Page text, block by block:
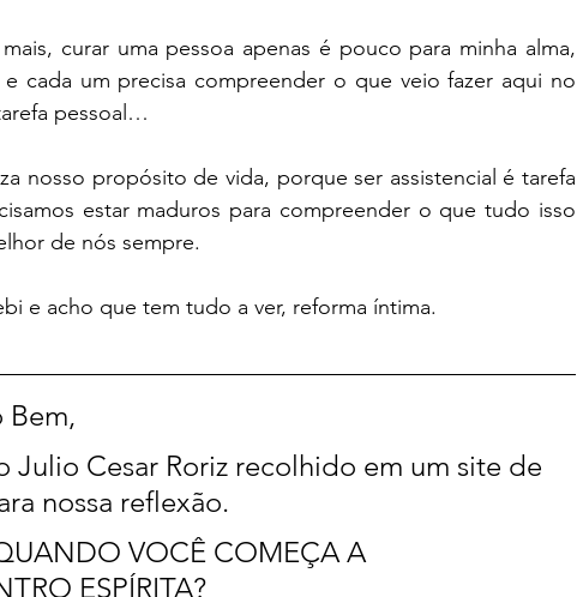
curar uma pessoa apenas é pouco para minha alma,
cada um precisa compreender o que veio fazer aqui no
pessoal…
nosso propósito de vida, porque ser assistencial é tarefa
estar maduros para compreender o que tudo isso
de nós sempre.
e acho que tem tudo a ver, reforma íntima.
Bem,
Julio Cesar Roriz recolhido em um site de
nossa reflexão.
VOCÊ COMEÇA A
ESPÍRITA?